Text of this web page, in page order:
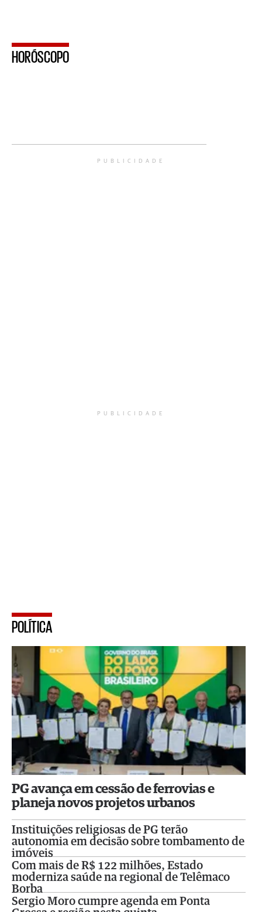
HORÓSCOPO
PUBLICIDADE
PUBLICIDADE
POLÍTICA
PG avança em cessão de ferrovias e
planeja novos projetos urbanos
Instituições religiosas de PG terão
autonomia em decisão sobre tombamento de
imóveis
Com mais de R$ 122 milhões, Estado
moderniza saúde na regional de Telêmaco
Borba
Sergio Moro cumpre agenda em Ponta